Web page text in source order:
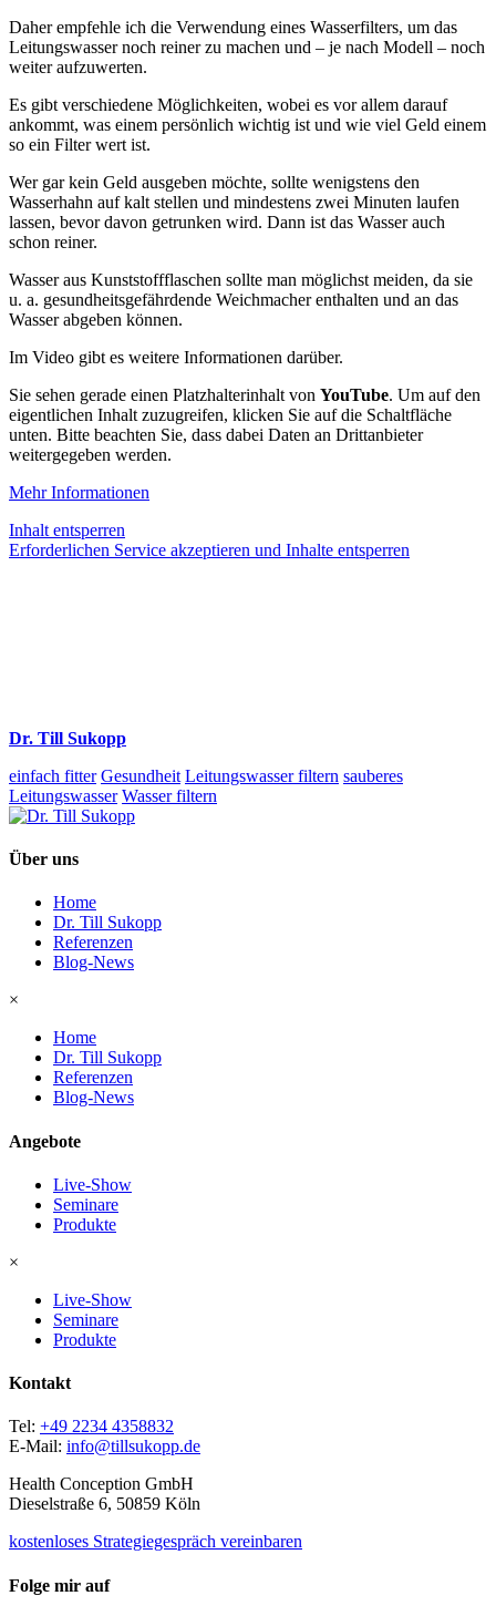
Daher empfehle ich die Verwendung eines Wasserfilters, um das
Leitungswasser noch reiner zu machen und – je nach Modell – noch
weiter aufzuwerten.
Es gibt verschiedene Möglichkeiten, wobei es vor allem darauf
ankommt, was einem persönlich wichtig ist und wie viel Geld einem
so ein Filter wert ist.
Wer gar kein Geld ausgeben möchte, sollte wenigstens den
Wasserhahn auf kalt stellen und mindestens zwei Minuten laufen
lassen, bevor davon getrunken wird. Dann ist das Wasser auch
schon reiner.
Wasser aus Kunststoffflaschen sollte man möglichst meiden, da sie
u. a. gesundheitsgefährdende Weichmacher enthalten und an das
Wasser abgeben können.
Im Video gibt es weitere Informationen darüber.
Sie sehen gerade einen Platzhalterinhalt von YouTube. Um auf den
eigentlichen Inhalt zuzugreifen, klicken Sie auf die Schaltfläche
unten. Bitte beachten Sie, dass dabei Daten an Drittanbieter
weitergegeben werden.
Mehr Informationen
Inhalt entsperren
Erforderlichen Service akzeptieren und Inhalte entsperren
Dr. Till Sukopp
einfach fitter Gesundheit Leitungswasser filtern sauberes
Leitungswasser Wasser filtern
Über uns
Home
Dr. Till Sukopp
Referenzen
Blog-News
×
Home
Dr. Till Sukopp
Referenzen
Blog-News
Angebote
Live-Show
Seminare
Produkte
×
Live-Show
Seminare
Produkte
Kontakt
Tel: +49 2234 4358832
E-Mail: info@tillsukopp.de
Health Conception GmbH
Dieselstraße 6, 50859 Köln
kostenloses Strategiegespräch vereinbaren
Folge mir auf